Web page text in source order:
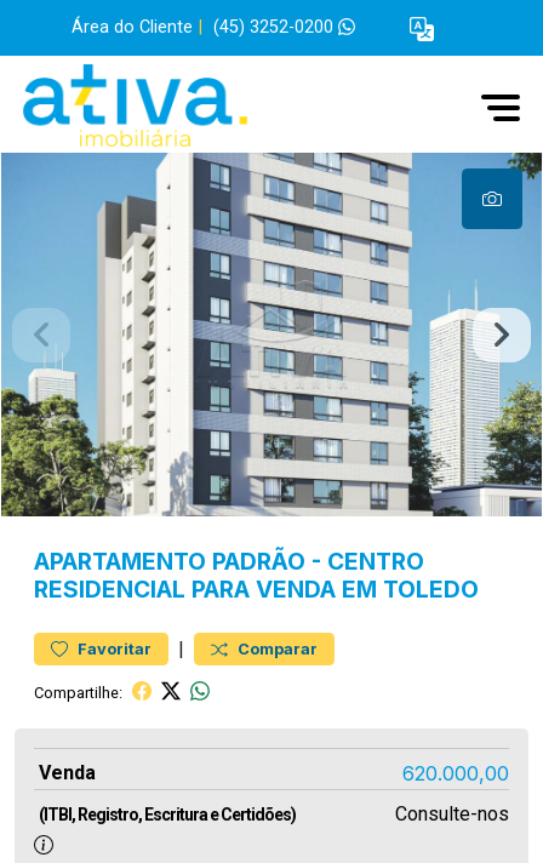
Área do Cliente (45) 3252-0200
APARTAMENTO PADRÃO - CENTRO
RESIDENCIAL PARA VENDA EM TOLEDO
Favoritar | Comparar
Compartilhe:
Venda 620.000,00
(ITBI, Registro, Escritura e Certidões) Consulte-nos